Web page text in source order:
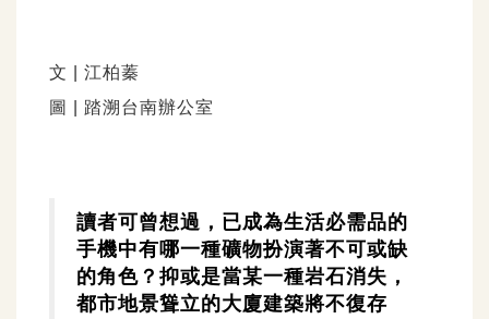
文 | 江柏蓁
圖 | 踏溯台南辦公室
讀者可曾想過，已成為生活必需品的
手機中有哪一種礦物扮演著不可或缺
的角色？抑或是當某一種岩石消失，
都市地景聳立的大廈建築將不復存